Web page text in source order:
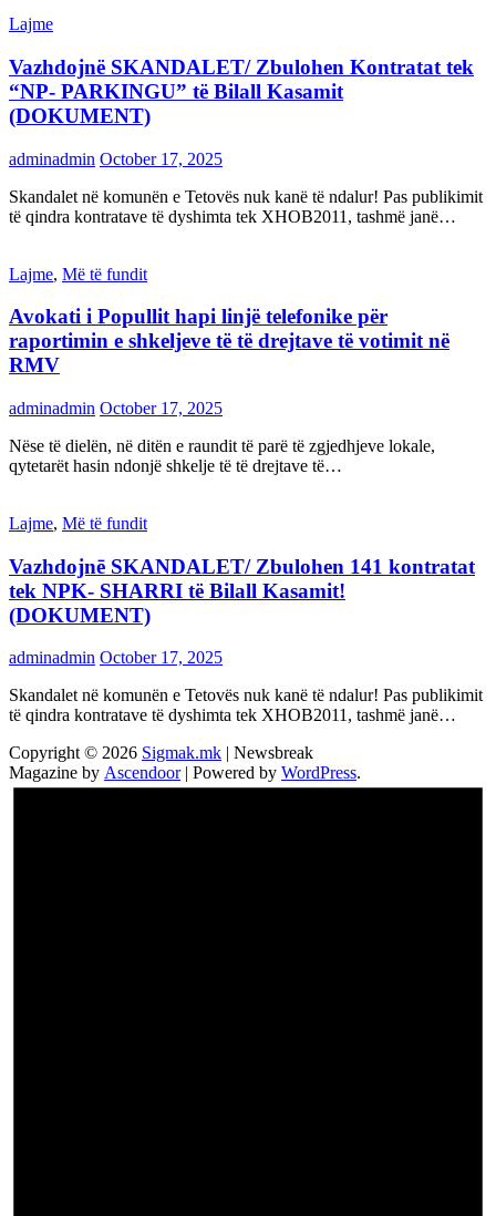
Lajme
Vazhdojnë SKANDALET/ Zbulohen Kontratat tek
“NP- PARKINGU” të Bilall Kasamit
(DOKUMENT)
adminadmin October 17, 2025
Skandalet në komunën e Tetovës nuk kanë të ndalur! Pas publikimit
të qindra kontratave të dyshimta tek XHOB2011, tashmë janë…
Lajme, Më të fundit
Avokati i Popullit hapi linjë telefonike për
raportimin e shkeljeve të të drejtave të votimit në
RMV
adminadmin October 17, 2025
Nëse të dielën, në ditën e raundit të parë të zgjedhjeve lokale,
qytetarët hasin ndonjë shkelje të të drejtave të…
Lajme, Më të fundit
Vazhdojnē SKANDALET/ Zbulohen 141 kontratat
tek NPK- SHARRI të Bilall Kasamit!
(DOKUMENT)
adminadmin October 17, 2025
Skandalet në komunën e Tetovës nuk kanë të ndalur! Pas publikimit
të qindra kontratave të dyshimta tek XHOB2011, tashmë janë…
Copyright © 2026 Sigmak.mk | Newsbreak
Magazine by Ascendoor| Powered by WordPress.